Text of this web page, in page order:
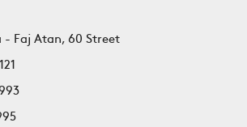
- Faj Atan, 60 Street